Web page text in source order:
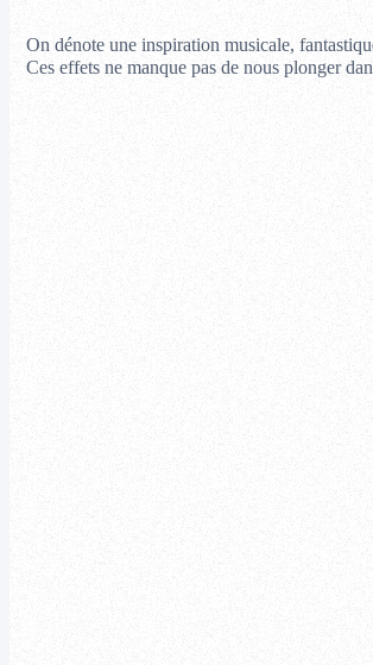
On dénote une inspiration musicale,
Ces effets ne manque pas de nous plonger